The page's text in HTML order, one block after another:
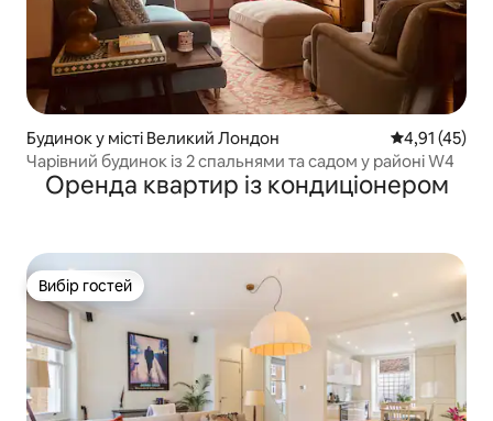
Будинок у місті Великий Лондон Середня
4,91 (45)
Чарівний будинок із 2 спальнями та садом у районі W4
Оренда квартир із кондиціонером
Вибір гостей
Вибір гостей